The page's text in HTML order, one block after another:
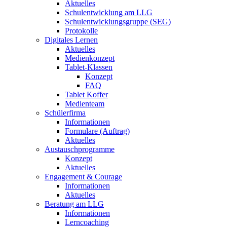
Aktuelles
Schulentwicklung am LLG
Schulentwicklungsgruppe (SEG)
Protokolle
Digitales Lernen
Aktuelles
Medienkonzept
Tablet-Klassen
Konzept
FAQ
Tablet Koffer
Medienteam
Schülerfirma
Informationen
Formulare (Auftrag)
Aktuelles
Austauschprogramme
Konzept
Aktuelles
Engagement & Courage
Informationen
Aktuelles
Beratung am LLG
Informationen
Lerncoaching